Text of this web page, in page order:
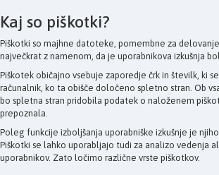
Kaj so piškotki?
Piškotki so majhne datoteke, pomembne za
največkrat z namenom, da je uporabnikova izkušnja
Piškotek običajno vsebuje zaporedje črk in številk, ki
računalnik, ko ta obišče določeno spletno stran. Ob
bo spletna stran pridobila podatek o naloženem
prepoznala.
Poleg funkcije izboljšanja uporabniške izkušnje je
Piškotki se lahko uporabljajo tudi za analizo vedenja
uporabnikov. Zato ločimo različne vrste piškotkov.